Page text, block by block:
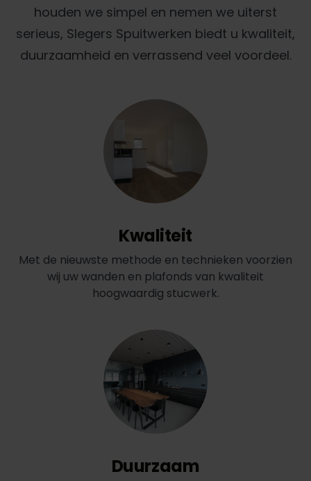
houden we simpel en nemen we uiterst
serieus, Slegers Spuitwerken biedt u kwaliteit,
duurzaamheid en verrassend veel voordeel.
Kwaliteit
Met de nieuwste methode en technieken voorzien
wij uw wanden en plafonds van kwaliteit
hoogwaardig stucwerk.
Duurzaam